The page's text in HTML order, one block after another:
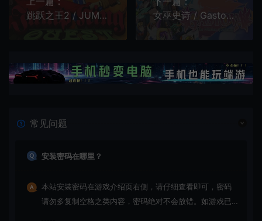
跳跃之王2 / JUMP KING QUEST 硬核横板跳跃游戏
女巫史诗 / Gastova The Witches of Arkana 类银河恶魔城动作游戏
常见问题
安装密码在哪里？
本站安装密码在游戏介绍页右侧，请仔细查看即可，密码
请勿多复制空格之类内容，密码绝对不会放错。如游戏已